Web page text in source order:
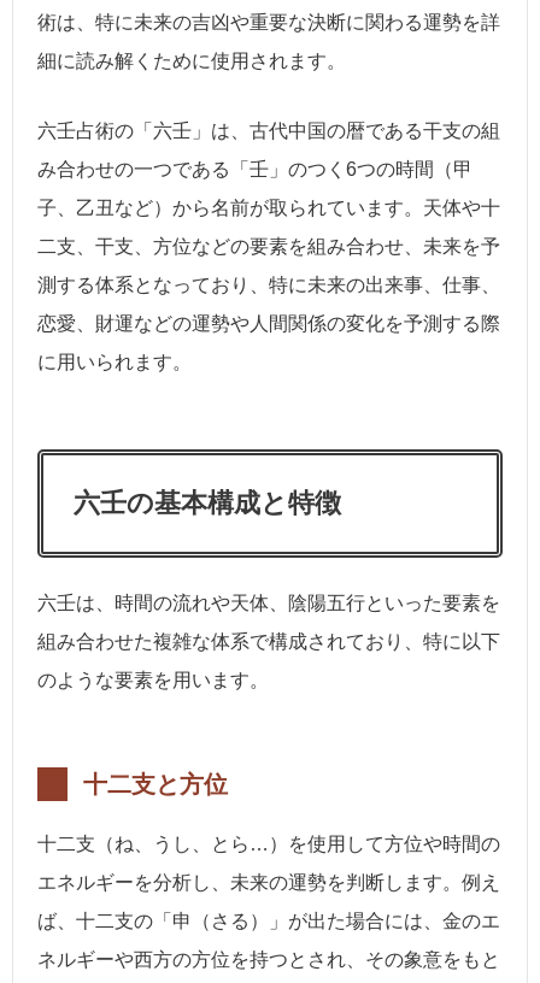
術は、特に未来の吉凶や重要な決断に関わる運勢を詳
細に読み解くために使用されます。
六壬占術の「六壬」は、古代中国の暦である干支の組
み合わせの一つである「壬」のつく6つの時間（甲
子、乙丑など）から名前が取られています。天体や十
二支、干支、方位などの要素を組み合わせ、未来を予
測する体系となっており、特に未来の出来事、仕事、
恋愛、財運などの運勢や人間関係の変化を予測する際
に用いられます。
六壬の基本構成と特徴
六壬は、時間の流れや天体、陰陽五行といった要素を
組み合わせた複雑な体系で構成されており、特に以下
のような要素を用います。
十二支と方位
十二支（ね、うし、とら…）を使用して方位や時間の
エネルギーを分析し、未来の運勢を判断します。例え
ば、十二支の「申（さる）」が出た場合には、金のエ
ネルギーや西方の方位を持つとされ、その象意をもと